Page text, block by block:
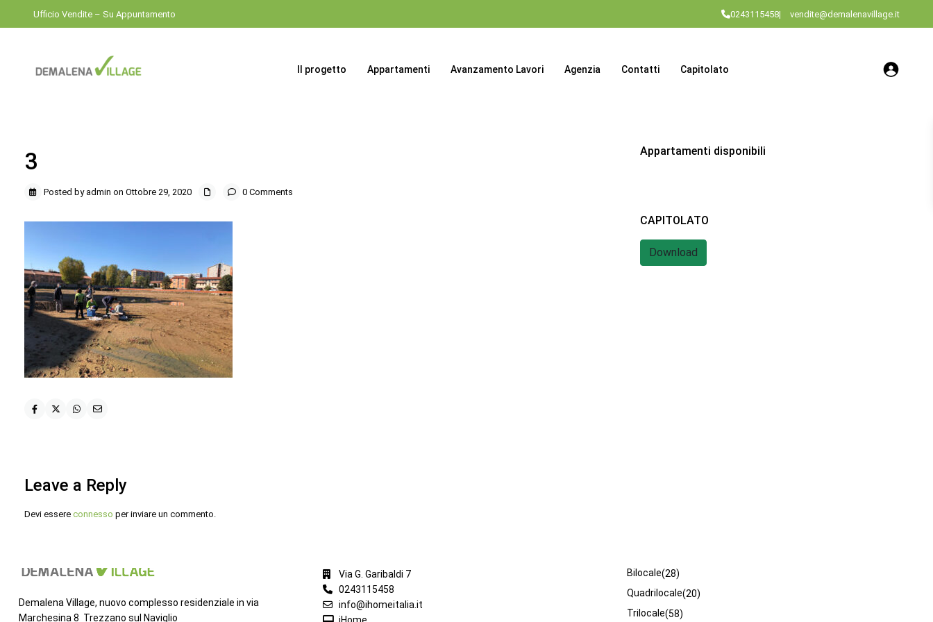
Ufficio Vendite – Su Appuntamento 0243115458| vendite@demalenavillage.it
Il progetto Appartamenti Avanzamento Lavori Agenzia Contatti Capitolato
3
Posted by admin on Ottobre 29, 2020 0 Comments
Leave a Reply
Devi essere connesso per inviare un commento.
Appartamenti disponibili
CAPITOLATO
Download
Demalena Village, nuovo complesso residenziale in via
Marchesina 8 Trezzano sul Naviglio
Via G. Garibaldi 7
0243115458
info@ihomeitalia.it
Bilocale(28)
Quadrilocale(20)
Trilocale(58)